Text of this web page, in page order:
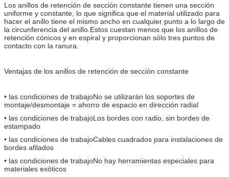
Los anillos de retención de sección constante tienen una sección
uniforme y constante, lo que significa que el material utilizado para
hacer el anillo tiene el mismo ancho en cualquier punto a lo largo de
la circunferencia del anillo.Estos cuestan menos que los anillos de
retención cónicos y en espiral y proporcionan sólo tres puntos de
contacto con la ranura.
Ventajas de los anillos de retención de sección constante
• las condiciones de trabajoNo se utilizarán los soportes de
montaje/desmontaje = ahorro de espacio en dirección radial
• las condiciones de trabajoLos bordes con radio, sin bordes de
estampado
• las condiciones de trabajoCables cuadrados para instalaciones de
bordes afilados
• las condiciones de trabajoNo hay herramientas especiales para
materiales exóticos